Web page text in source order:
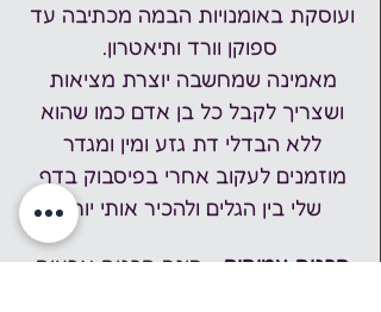
ועוסקת באומנויות הבמה מכתיבה עד
ספוקן וורד ותיאטרון.
מאמינה שמחשבה יוצרת מציאות
ושצריך לקבל כל בן אדם כמו שהוא
ללא הבדלי דת גזע ומין ומגדר
מוזמנים לעקוב אחרי בפיסבוק בדף
שלי בין הגלים ולהכיר אותי יותר
תכנית עמיתים - הינה תכנית ארצית